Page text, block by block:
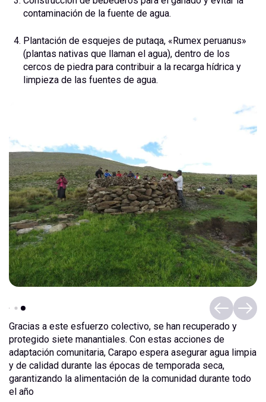
contaminación de la fuente de agua.
Plantación de esquejes de putaqa, «Rumex peruanus»
(plantas nativas que llaman el agua), dentro de los
cercos de piedra para contribuir a la recarga hídrica y
limpieza de las fuentes de agua.
Gracias a este esfuerzo colectivo, se han recuperado y
protegido siete manantiales. Con estas acciones de
adaptación comunitaria, Carapo espera asegurar agua limpia
y de calidad durante las épocas de temporada seca,
garantizando la alimentación de la comunidad durante todo
el año